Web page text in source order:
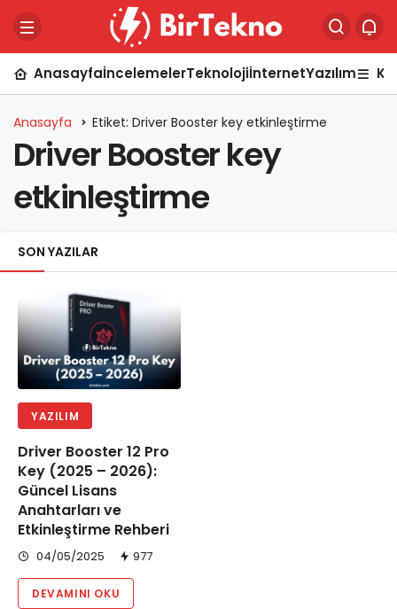
AnasayfaİncelemelerTeknolojiİnternetYazılım
Anasayfa Etiket: Driver Booster key etkinleştirme
Driver Booster key
etkinleştirme
SON YAZILAR
YAZILIM
Driver Booster 12 Pro
Key (2025 – 2026):
Güncel Lisans
Anahtarları ve
Etkinleştirme Rehberi
04/05/2025 977
DEVAMINI OKU